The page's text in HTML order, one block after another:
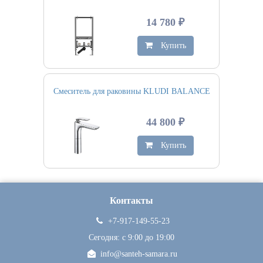
14 780 ₽
Купить
Смеситель для раковины KLUDI BALANCE
44 800 ₽
Купить
Контакты
+7-917-149-55-23
Сегодня: c 9:00 до 19:00
info@santeh-samara.ru